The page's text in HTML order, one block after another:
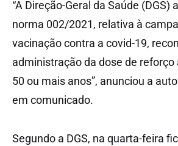
“A Direção-Geral da Saúde (DGS)
norma 002/2021, relativa à
vacinação contra a covid-19,
administração da dose de reforço
50 ou mais anos”, anunciou a
em comunicado.
Segundo a DGS, na quarta-feira